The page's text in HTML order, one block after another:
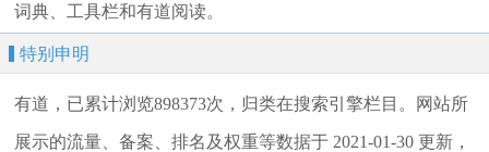
词典、工具栏和有道阅读。
特别申明
有道，已累计浏览898373次，归类在搜索引擎栏目。网站所
展示的流量、备案、排名及权重等数据于 2021-01-30 更新，